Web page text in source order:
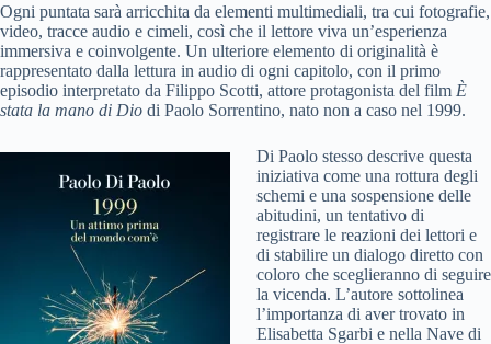
Ogni puntata sarà arricchita da elementi multimediali, tra cui fotografie,
video, tracce audio e cimeli, così che il lettore viva un’esperienza
immersiva e coinvolgente. Un ulteriore elemento di originalità è
rappresentato dalla lettura in audio di ogni capitolo, con il primo
episodio interpretato da Filippo Scotti, attore protagonista del film È
stata la mano di Dio di Paolo Sorrentino, nato non a caso nel 1999.
Di Paolo stesso descrive questa
iniziativa come una rottura degli
schemi e una sospensione delle
abitudini, un tentativo di
registrare le reazioni dei lettori e
di stabilire un dialogo diretto con
coloro che sceglieranno di seguire
la vicenda. L’autore sottolinea
l’importanza di aver trovato in
Elisabetta Sgarbi e nella Nave di